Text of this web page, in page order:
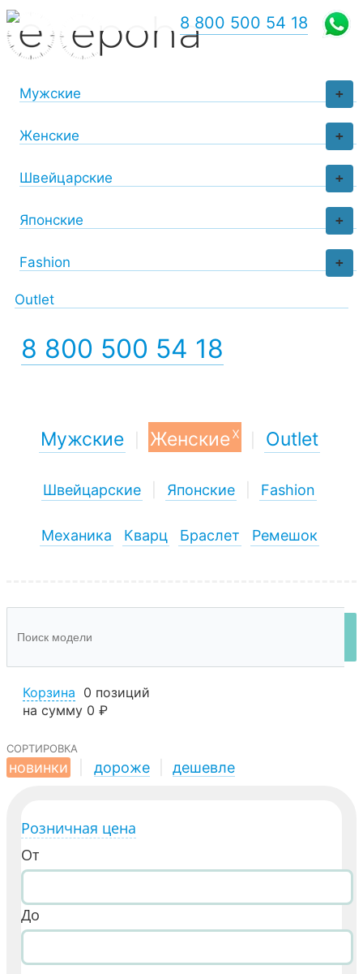
+
Мужские
+
Женские
+
Швейцарские
+
Японские
+
Fashion
Outlet
8 800 500 54 18
8 800 500 54 18
Мужские Женскиеx Outlet
Швейцарские Японские Fashion
Механика Кварц Браслет Ремешок
Корзина 0 позиций
на сумму 0 ₽
сортировка
новинки
дороже дешевле
Розничная цена
От
До